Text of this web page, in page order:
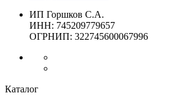
ИП Горшков С.А.
ИНН: 745209779657
ОГРНИП: 322745600067996
Каталог